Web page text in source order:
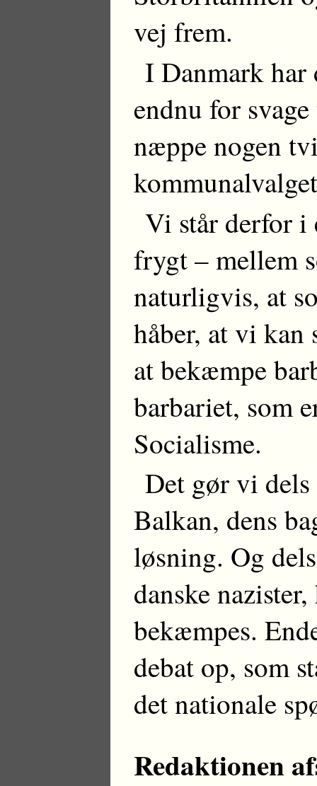
vej frem.
I Danmark har
endnu for
næppe nogen
Vi står derfor i
frygt – mellem
naturligvis, at
håber, at vi kan
at bekæmpe
barbariet, som
Socialisme.
Det gør vi
Balkan, dens
løsning. Og
danske
bekæmpes.
debat op, som
det nationale
Redaktionen